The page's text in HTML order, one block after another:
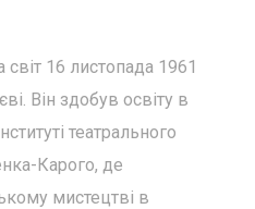
16 листопада 1961
Він здобув освіту в
театрального
Карого, де
мистецтві в